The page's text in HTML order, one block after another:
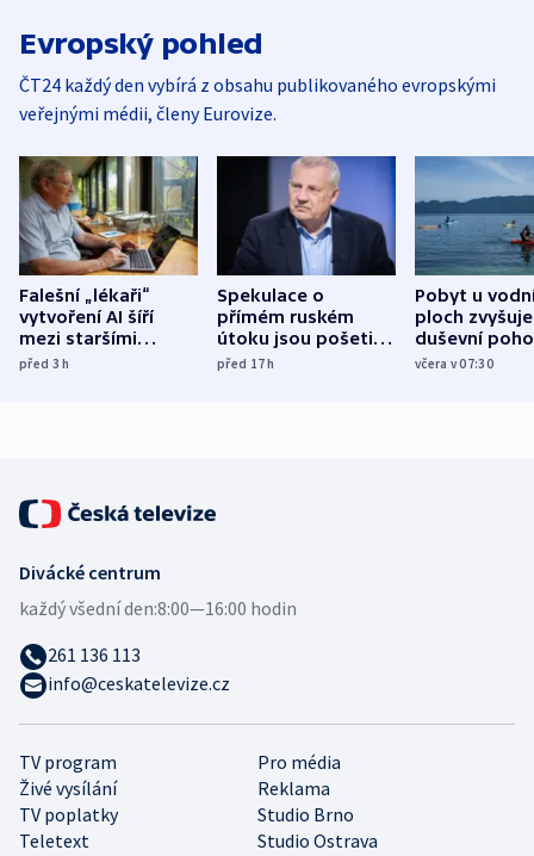
Evropský pohled
ČT24 každý den vybírá z obsahu publikovaného evropskými
veřejnými médii, členy Eurovize.
Falešní „lékaři“
vytvoření AI šíří
mezi staršími
Poláky nebezpečné
před 3h
Spekulace o
přímém ruském
útoku jsou pošetilé,
míní estonský
před 17h
Pobyt u
ploch zvyšuje
duševní
ukázala
včera v 07:30
TV program
Pro média
Živé vysílání
Reklama
TV poplatky
Studio Brno
Teletext
Studio Ostrava
Divácké centrum
každý všední den:8:00—16:00 hodin
261 136 113
info@ceskatelevize.cz